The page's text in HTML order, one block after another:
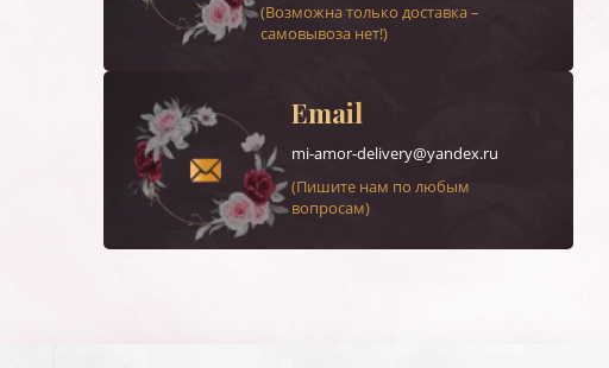
(Возможна только доставка –
самовывоза нет!)
Email
mi-amor-delivery@yandex.ru
(Пишите нам по любым
вопросам)